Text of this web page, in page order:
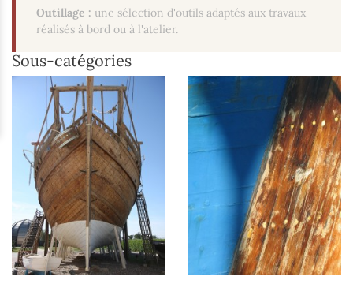
Outillage : une sélection d'outils adaptés aux travaux
réalisés à bord ou à l'atelier.
Sous-catégories